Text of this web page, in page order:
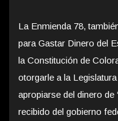
La Enmienda 78,
para Gastar Dinero del
la Constitución de
otorgarle a la
apropiarse del dinero de
recibido del gobierno